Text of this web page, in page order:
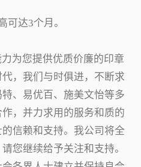
可达3个月。
为您提供优质价廉的印章
，我们与时俱进，不断求
、易优百、施美文怡等多
，并力求用的服务和质的
信赖和支持。我公司将全
您继续给予关注和支持。